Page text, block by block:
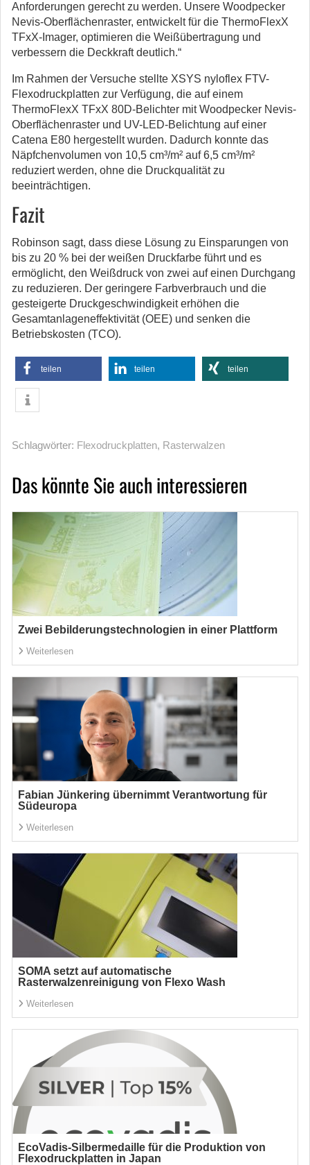
Anforderungen gerecht zu werden. Unsere Woodpecker
Nevis-Oberflächenraster, entwickelt für die ThermoFlexX
TFxX-Imager, optimieren die Weißübertragung und
verbessern die Deckkraft deutlich.“
Im Rahmen der Versuche stellte XSYS nyloflex FTV-
Flexodruckplatten zur Verfügung, die auf einem
ThermoFlexX TFxX 80D-Belichter mit Woodpecker Nevis-
Oberflächenraster und UV-LED-Belichtung auf einer
Catena E80 hergestellt wurden. Dadurch konnte das
Näpfchenvolumen von 10,5 cm³/m² auf 6,5 cm³/m²
reduziert werden, ohne die Druckqualität zu
beeinträchtigen.
Fazit
Robinson sagt, dass diese Lösung zu Einsparungen von
bis zu 20 % bei der weißen Druckfarbe führt und es
ermöglicht, den Weißdruck von zwei auf einen Durchgang
zu reduzieren. Der geringere Farbverbrauch und die
gesteigerte Druckgeschwindigkeit erhöhen die
Gesamtanlageneffektivität (OEE) und senken die
Betriebskosten (TCO).
teilen teilen teilen
Schlagwörter: Flexodruckplatten, Rasterwalzen
Das könnte Sie auch interessieren
Zwei Bebilderungstechnologien in einer Plattform
Weiterlesen
Fabian Jünkering übernimmt Verantwortung für
Südeuropa
Weiterlesen
SOMA setzt auf automatische
Rasterwalzenreinigung von Flexo Wash
Weiterlesen
EcoVadis-Silbermedaille für die Produktion von
Flexodruckplatten in Japan